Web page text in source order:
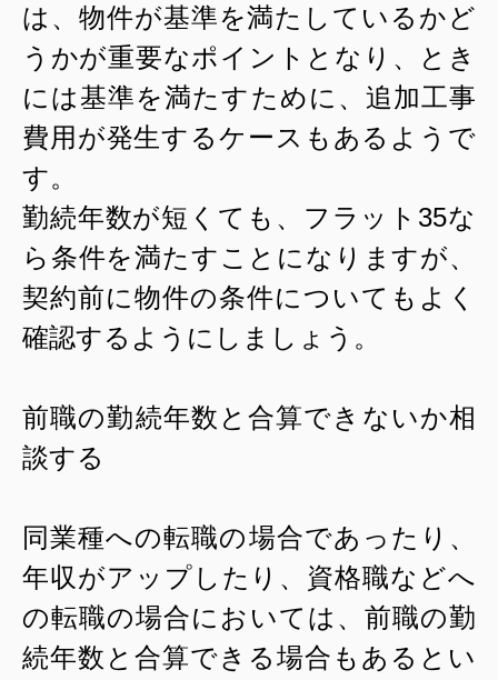
は、物件が基準を満たしているかど
うかが重要なポイントとなり、とき
には基準を満たすために、追加工事
費用が発生するケースもあるようで
す。
勤続年数が短くても、フラット 35な
ら条件を満たすことになりますが、
契約前に物件の条件についてもよく
確認するようにしましょう。
前職の勤続年数と合算できないか相
談する
同業種への転職の場合であったり、
年収がアップしたり、資格職などへ
の転職の場合においては、前職の勤
続年数と合算できる場合もあるとい